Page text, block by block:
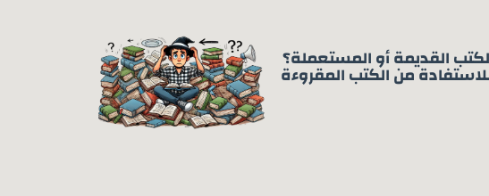
القديمة أو المستعملة؟
من الكتب المقروءة